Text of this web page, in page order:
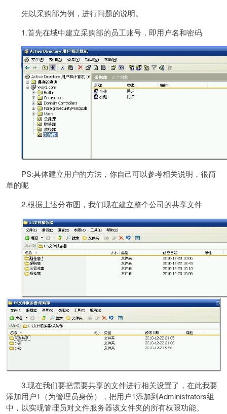
先以采购部为例，进行问题的说明。
1.首先在域中建立采购部的员工账号，即用户名和密码
PS:具体建立用户的方法，你自己可以参考相关说明，很简
单的呢
2.根据上述分布图，我们现在建立整个公司的共享文件
3.现在我们要把需要共享的文件进行相关设置了，在此我要
添加用户1（为管理员身份），把用户1添加到Administrators组
中，以实现管理员对文件服务器该文件夹的所有权限功能。